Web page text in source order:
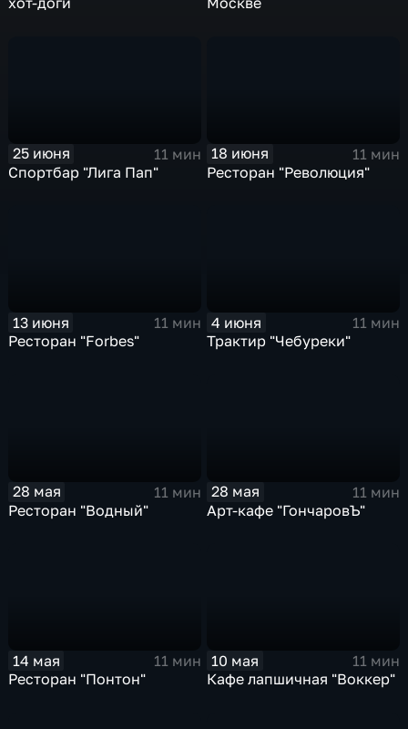
25 июня
11 мин
Спортбар "Лига Пап"
18 июня
11 мин
Ресторан "Революция"
13 июня
11 мин
Ресторан "Forbes"
4 июня
11 мин
Трактир "Чебуреки"
28 мая
11 мин
Ресторан "Водный"
28 мая
11 мин
Арт-кафе "ГончаровЪ"
14 мая
11 мин
Ресторан "Понтон"
10 мая
11 мин
Кафе лапшичная "Воккер"